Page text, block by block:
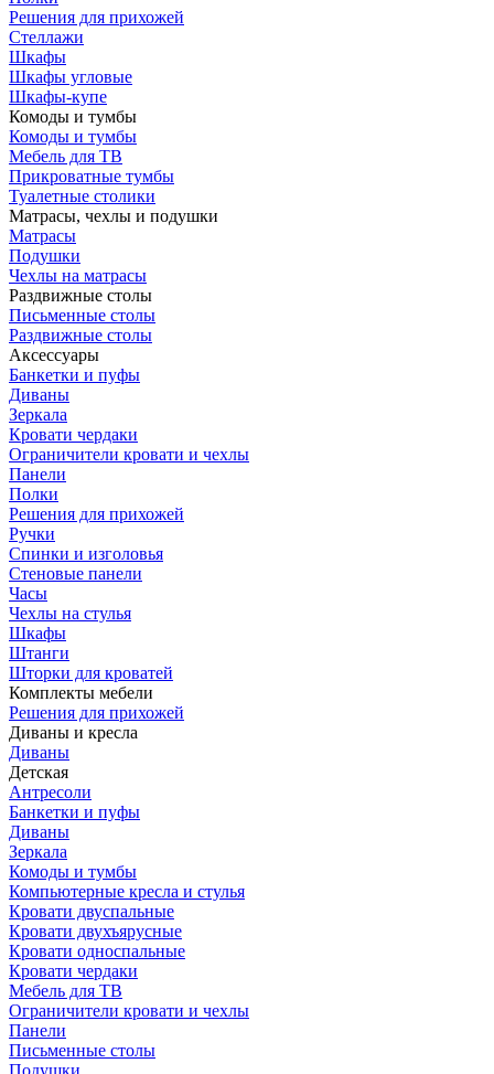
Решения для прихожей
Стеллажи
Шкафы
Шкафы угловые
Шкафы-купе
Комоды и тумбы
Комоды и тумбы
Мебель для ТВ
Прикроватные тумбы
Туалетные столики
Матрасы, чехлы и подушки
Матрасы
Подушки
Чехлы на матрасы
Раздвижные столы
Письменные столы
Раздвижные столы
Аксессуары
Банкетки и пуфы
Диваны
Зеркала
Кровати чердаки
Ограничители кровати и чехлы
Панели
Полки
Решения для прихожей
Ручки
Спинки и изголовья
Стеновые панели
Часы
Чехлы на стулья
Шкафы
Штанги
Шторки для кроватей
Комплекты мебели
Решения для прихожей
Диваны и кресла
Диваны
Детская
Антресоли
Банкетки и пуфы
Диваны
Зеркала
Комоды и тумбы
Компьютерные кресла и стулья
Кровати двуспальные
Кровати двухъярусные
Кровати односпальные
Кровати чердаки
Мебель для ТВ
Ограничители кровати и чехлы
Панели
Письменные столы
Подушки